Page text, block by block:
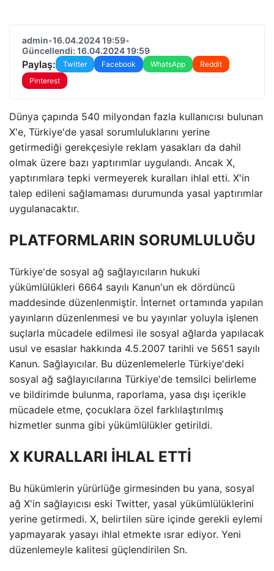
admin•16.04.2024 19:59•
Güncellendi: 16.04.2024 19:59
Paylaş: Twitter Facebook WhatsApp
Reddit
Pinterest
Dünya çapında 540 milyondan fazla kullanıcısı bulunan
X'e, Türkiye'de yasal sorumluluklarını yerine
getirmediği gerekçesiyle reklam yasakları da dahil
olmak üzere bazı yaptırımlar uygulandı. Ancak X,
yaptırımlara tepki vermeyerek kuralları ihlal etti. X'in
talep edileni sağlamaması durumunda yasal yaptırımlar
uygulanacaktır.
PLATFORMLARIN SORUMLULUĞU
Türkiye'de sosyal ağ sağlayıcıların hukuki
yükümlülükleri 6664 sayılı Kanun'un ek dördüncü
maddesinde düzenlenmiştir. İnternet ortamında yapılan
yayınların düzenlenmesi ve bu yayınlar yoluyla işlenen
suçlarla mücadele edilmesi ile sosyal ağlarda yapılacak
usul ve esaslar hakkında 4.5.2007 tarihli ve 5651 sayılı
Kanun. Sağlayıcılar. Bu düzenlemelerle Türkiye'deki
sosyal ağ sağlayıcılarına Türkiye'de temsilci belirleme
ve bildirimde bulunma, raporlama, yasa dışı içerikle
mücadele etme, çocuklara özel farklılaştırılmış
hizmetler sunma gibi yükümlülükler getirildi.
X KURALLARI İHLAL ETTİ
Bu hükümlerin yürürlüğe girmesinden bu yana, sosyal
ağ X'in sağlayıcısı eski Twitter, yasal yükümlülüklerini
yerine getirmedi. X, belirtilen süre içinde gerekli eylemi
yapmayarak yasayı ihlal etmekte ısrar ediyor. Yeni
düzenlemeyle kalitesi güçlendirilen Sn.